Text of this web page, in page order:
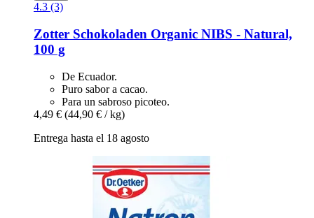
4.3 (3)
Zotter Schokoladen Organic NIBS -​ Natural,
100 g
De Ecuador.
Puro sabor a cacao.
Para un sabroso picoteo.
4,49 € (44,90 € / kg)
Entrega hasta el 18 agosto